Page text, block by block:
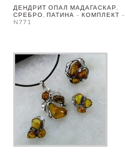
ДЕНДРИТ ОПАЛ МАДАГАСКАР,
СРЕБРО, ПАТИНА – КОМПЛЕКТ –
N771